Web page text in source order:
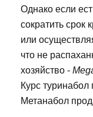
Однако если
сократить срок
или
что не
хозяйство -
Курс
Метанабол